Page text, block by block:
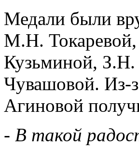
Медали были
М.Н.
Кузьминой,
Чувашовой. Из-
Агиновой
- В такой